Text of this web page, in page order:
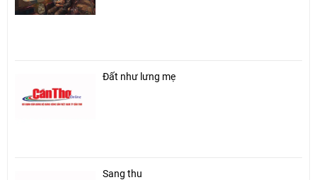
Đất như lưng mẹ
Sang thu